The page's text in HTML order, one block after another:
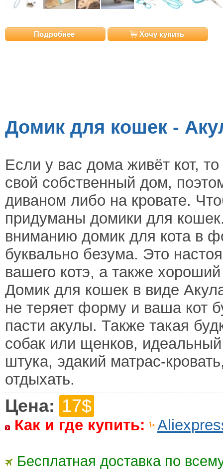
Подробнее Хочу купить
Домик для кошек -
Если у вас дома живёт кот, то
свой собственный дом,
диваном либо на кровате.
придуманы домики для
вниманию домик для кота в
буквально безума. Это
вашего котэ, а также
Домик для кошек в виде
не теряет форму и ваша кот
пасти акулы. Также такая
собак или щенков,
штука, эдакий матрас-
отдыхать.
Цена: 17$
Как и где купить:
Бесплатная доставка по